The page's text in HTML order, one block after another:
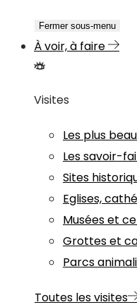
Fermer sous-menu
À voir, à faire
Visites
Les plus
Les savoir-
Sites
Eglises,
Musées et
Grottes et
Parcs
Toutes les visites